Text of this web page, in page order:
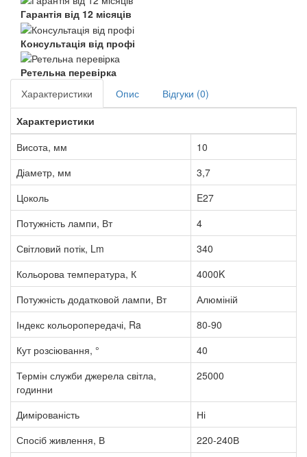
Гарантія від 12 місяців
Консультація від профі
Ретельна перевірка
Характеристики
Опис
Відгуки (0)
Характеристики
Висота, мм
10
Діаметр, мм
3,7
Цоколь
E27
Потужність лампи, Вт
4
Світловий потік, Lm
340
Кольорова температура, К
4000K
Потужність додатковой лампи, Вт
Алюміній
Індекс кольоропередачі, Ra
80-90
Кут розсіювання, °
40
Термін служби джерела світла,
годинни
25000
Димірованість
Ні
Спосіб живлення, В
220-240В